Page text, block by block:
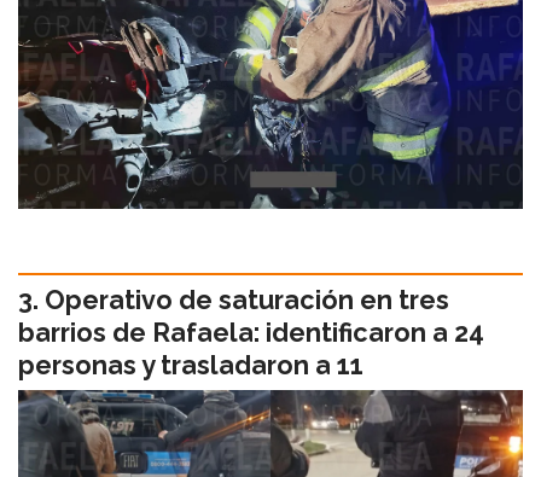
Operativo de saturación en tres
barrios de Rafaela: identificaron a 24
personas y trasladaron a 11